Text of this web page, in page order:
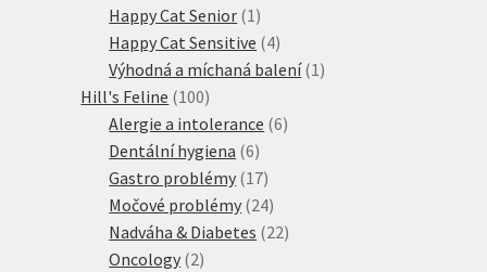
produkty
Happy Cat Senior 1 1
produkt
Happy Cat Sensitive 44
produkty
Výhodná a míchaná balení 1 1
Hill's Feline 100100
produktů
Alergie a intolerance 66
Dentální hygiena 66
produktů
Gastro problémy 1717
produktů
Močové problémy 2424
produktů
Nadváha & Diabetes 2222
Oncology 22